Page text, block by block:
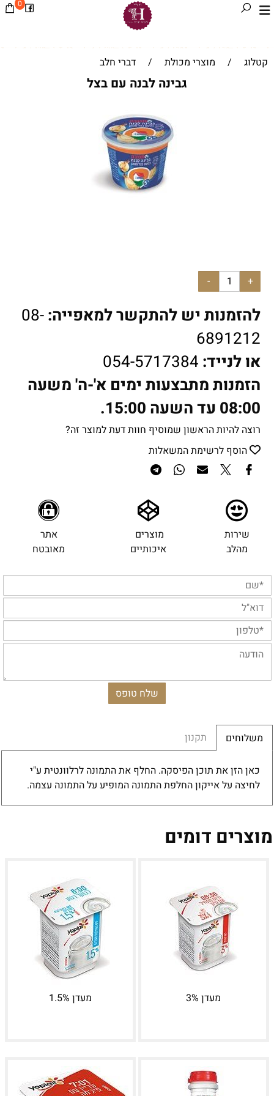
0
קטלוג / מוצרי מכולת / דברי חלב
גבינה לבנה עם בצל
להזמנות יש להתקשר למאפייה:08-
6891212
או לנייד: 054-5717384
הזמנות מתבצעות ימים א'-ה' משעה
08:00 עד השעה 15:00.
רוצה להיות הראשון שמוסיף חוות דעת למוצר זה?
הוסף לרשימת המשאלות
שירות
מהלב
מוצרים
איכותיים
אתר
מאובטח
משלוחים תקנון
כאן הזן את תוכן הפיסקה. החלף את התמונה לרלוונטית ע"י
לחיצה על אייקון החלפת התמונה המופיע על התמונה עצמה.
מוצרים דומים
מעדן 3% מעדן 1.5%